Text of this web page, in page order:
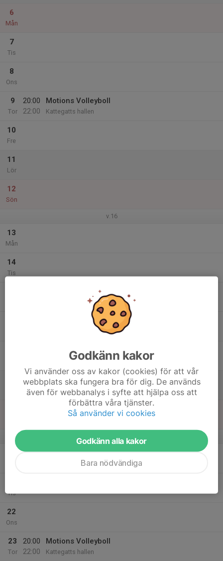
6
Mån
7
Tis
8
Ons
9
Tor
20:00
22:00
Motions Volleyboll
Kattegatts hallen
10
Fre
11
Lör
12
Sön
v.16
13
Mån
14
Tis
Motions Volleyboll
v.17
Tis
22
Ons
23
Tor
20:00
22:00
Motions Volleyboll
Kattegatts hallen
Godkänn kakor
Vi använder oss av kakor (cookies) för att vår
webbplats ska fungera bra för dig. De används
även för webbanalys i syfte att hjälpa oss att
förbättra våra tjänster.
Så använder vi cookies
Godkänn alla kakor
Bara nödvändiga